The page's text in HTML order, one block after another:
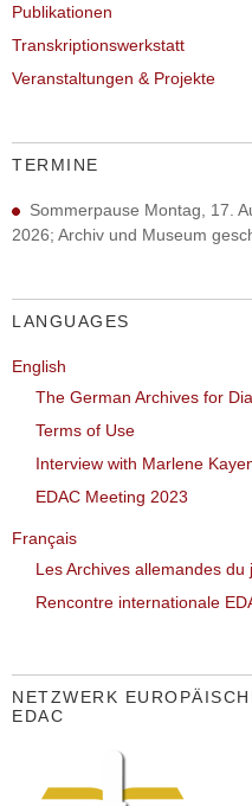
Publikationen
Transkriptionswerkstatt
Veranstaltungen & Projekte
TERMINE
Sommerpause Montag, 17.
2026; Archiv und Museum
LANGUAGES
English
The German Archives for
Terms of Use
Interview with Marlene
EDAC Meeting 2023
Français
Les Archives allemandes
Rencontre internationale
NETZWERK
EDAC